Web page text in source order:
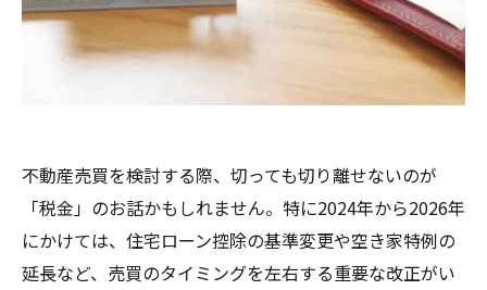
不動産売買を検討する際、切っても切り離せないのが
「税金」のお話かもしれません。特に2024年から2026年
にかけては、住宅ローン控除の基準変更や空き家特例の
延長など、売買のタイミングを左右する重要な改正がい